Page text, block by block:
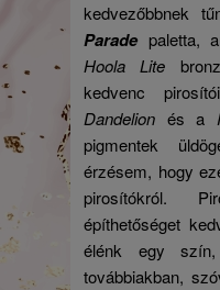
kedvezőbbnek
Paradepaletta,
Hoola Lite
kedvenc
Dandelion és a
pigmentek
érzésem, hogy
pirosítókról.
építhetőséget
élénk egy
továbbiakban,